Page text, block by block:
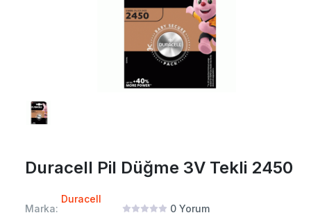
Duracell Pil Düğme 3V Tekli 2450
Marka:
Duracell
0 Yorum